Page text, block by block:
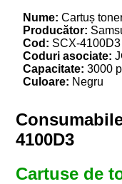
Nume: Cartuș
Producător:
Cod: SCX-4100D3
Coduri asociate:
Capacitate: 3000
Culoare: Negru
4100D3
Cartuse de